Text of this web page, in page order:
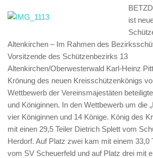
ist
Altenkirchen – Im Rahmen des
Vorsitzende des Schützenbezirks 13
Altenkirchen/Oberwesterwald Karl-Heinz
Krönung des neuen Kreisschützenkönigs
Wettbewerb der Vereinsmajestäten
und Königinnen. In den Wettbewerb um die
vier Königinnen und 14 Könige. König des
mit einen 29,5 Teiler Dietrich Splett vom
Herdorf. Auf Platz zwei kam mit einem 33,0
vom SV Scheuerfeld und auf Platz drei mit